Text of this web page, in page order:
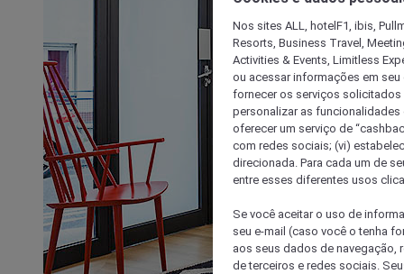
Nos sites ALL, hotelF1, ibis,
Resorts, Business Travel,
Activities & Events, Limitless
ou acessar informações em
fornecer os serviços solicitados
personalizar as
oferecer um serviço de
com redes sociais; (vi)
direcionada. Para cada um de
entre esses diferentes usos
Se você aceitar o uso de
seu e-mail (caso você o tenha
aos seus dados de navegação,
de terceiros e redes sociais.